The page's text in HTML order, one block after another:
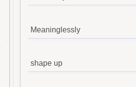
Meaninglessly
shape up